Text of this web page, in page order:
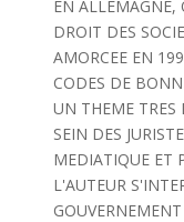
EN ALLEMAGNE,
DROIT DES
AMORCEE EN
CODES DE
UN THEME
SEIN DES
MEDIATIQUE ET
L'AUTEUR